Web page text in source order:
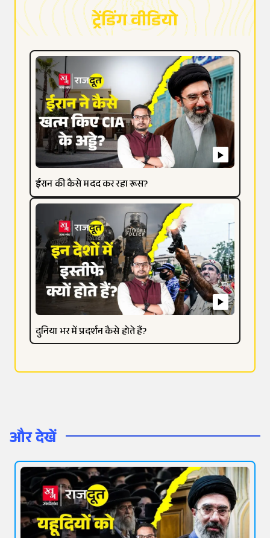
ट्रेंडिंग वीडियो
ईरान की कैसे मदद कर रहा रूस?
दुनिया भर में प्रदर्शन कैसे होते हैं?
और देखें